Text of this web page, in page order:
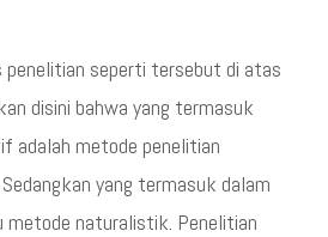
penelitian seperti tersebut di atas
disini bahwa yang termasuk
adalah metode penelitian
yang termasuk dalam
naturalistik. Penelitian